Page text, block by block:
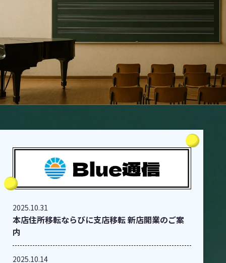
2025.10.31
本店住所移転ならびに支店移転 新店開業のご案
内
2025.10.14